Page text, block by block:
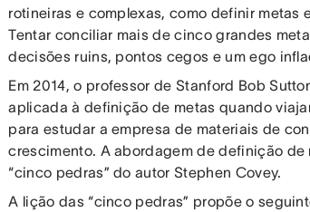
rotineiras e complexas, como definir metas
Tentar conciliar mais de cinco grandes
decisões ruins, pontos cegos e um ego
Em 2014, o professor de Stanford Bob
aplicada à definição de metas quando
para estudar a empresa de materiais de
crescimento. A abordagem de definição
“cinco pedras” do autor Stephen Covey.
A lição das “cinco pedras” propõe o